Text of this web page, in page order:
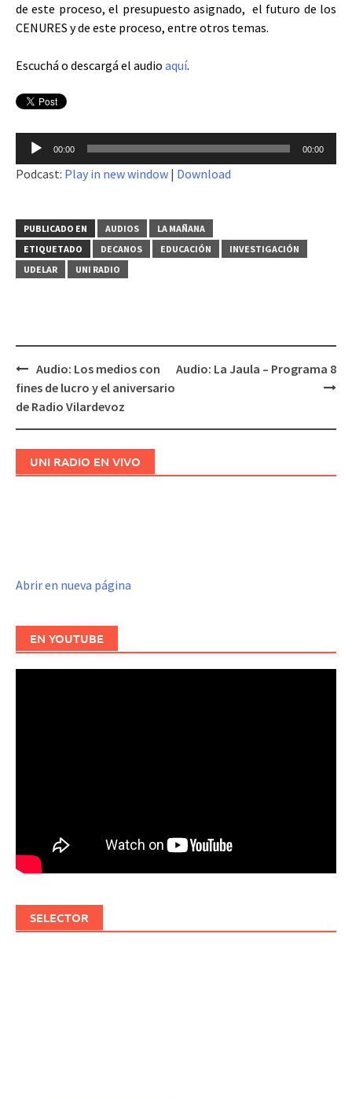
de este proceso, el presupuesto asignado, el futuro de los
CENURES y de este proceso, entre otros temas.
Escuchá o descargá el audio aquí.
Reproductor
de
audio
00:00 00:00
Podcast: Play in new window | Download
PUBLICADO EN AUDIOS
LA MAÑANA
ETIQUETADO
DECANOS EDUCACIÓN
INVESTIGACIÓN
UDELAR
UNI RADIO
Navegación
de
Audio: Los medios con
fines de lucro y el aniversario
de Radio Vilardevoz
Audio: La Jaula – Programa 8
UNI RADIO EN VIVO
Abrir en nueva página
EN YOUTUBE
SELECTOR